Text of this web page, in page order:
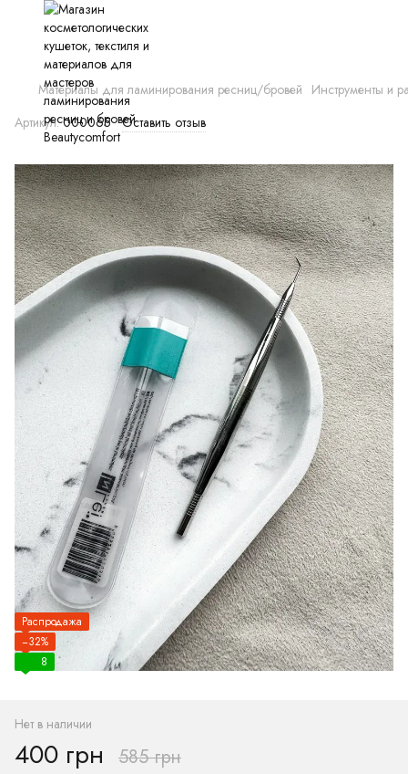
Материалы для ламинирования ресниц/бровей Инструменты и
Артикул:000065 Оставить отзыв
Распродажа
−32%
8
Нет в наличии
400 грн 585 грн